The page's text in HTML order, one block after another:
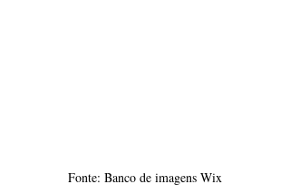
Fonte: Banco de imagens Wix